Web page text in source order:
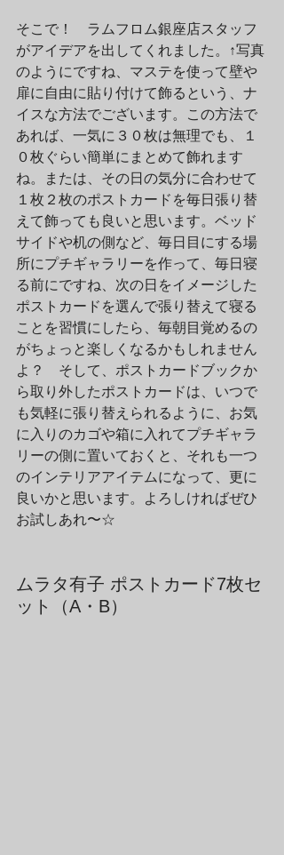
そこで！　ラムフロム銀座店スタッフ
がアイデアを出してくれました。↑写真
のようにですね、マステを使って壁や
扉に自由に貼り付けて飾るという、ナ
イスな方法でございます。この方法で
あれば、一気に３０枚は無理でも、１
０枚ぐらい簡単にまとめて飾れます
ね。または、その日の気分に合わせて
１枚２枚のポストカードを毎日張り替
えて飾っても良いと思います。ベッド
サイドや机の側など、毎日目にする場
所にプチギャラリーを作って、毎日寝
る前にですね、次の日をイメージした
ポストカードを選んで張り替えて寝る
ことを習慣にしたら、毎朝目覚めるの
がちょっと楽しくなるかもしれません
よ？　そして、ポストカードブックか
ら取り外したポストカードは、いつで
も気軽に張り替えられるように、お気
に入りのカゴや箱に入れてプチギャラ
リーの側に置いておくと、それも一つ
のインテリアアイテムになって、更に
良いかと思います。よろしければぜひ
お試しあれ〜☆
ムラタ有子 ポストカード7枚セ
ット（A・B）